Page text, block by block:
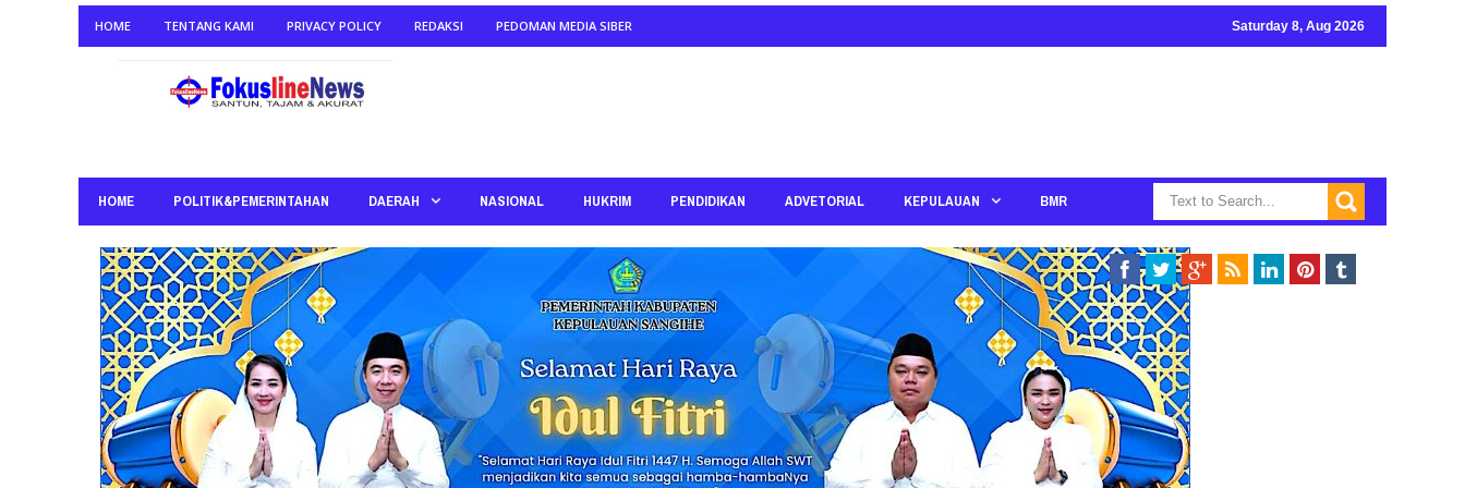
HOME TENTANG KAMI PRIVACY POLICY REDAKSI PEDOMAN MEDIA SIBER Saturday 8, Aug 2026
HOME POLITIK&PEMERINTAHAN DAERAH NASIONAL HUKRIM PENDIDIKAN ADVETORIAL KEPULAUAN BMR